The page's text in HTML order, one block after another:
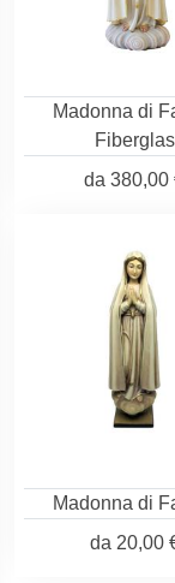
Madonna di
Fiberglas
da 380,00
Madonna di
da 20,00